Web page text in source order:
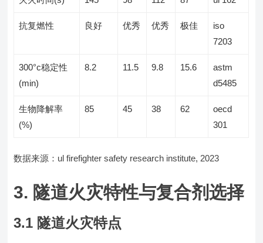
抗复燃性 良好 优秀 优秀 极佳
iso
7203
300°c稳定性
(min)
8.2 11.5 9.8 15.6
astm
d5485
生物降解率
(%)
85 45 38 62
oecd
301
数据来源：ul firefighter safety research institute, 2023
3. 隧道火灾特性与复合剂选择
3.1 隧道火灾特点